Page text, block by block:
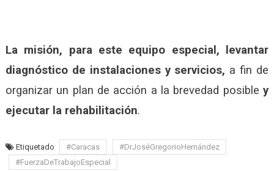
La misión, para este equipo especial, levantar
diagnóstico de instalaciones y servicios, a fin de
organizar un plan de acción a la brevedad posibley
ejecutar la rehabilitación.
Etiquetado #Caracas
#DrJoséGregorioHernández
#FuerzaDeTrabajoEspecial